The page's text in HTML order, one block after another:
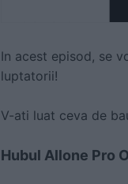
In acest episod, se
luptatorii!
V-ati luat ceva de
Hubul Allone Pro